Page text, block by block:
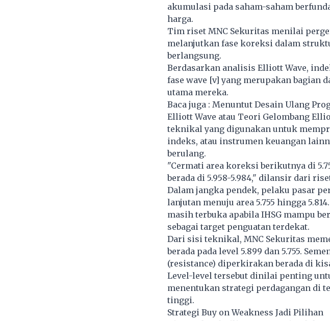
akumulasi pada saham-saham
harga.
Tim riset MNC Sekuritas menilai
melanjutkan fase koreksi dalam
berlangsung.
Berdasarkan analisis Elliott Wave,
fase wave [v] yang merupakan bagian
utama mereka.
Baca juga : Menuntut Desain Ulang
Elliott Wave atau Teori Gelombang
teknikal yang digunakan untuk
indeks, atau instrumen keuangan
berulang.
"Cermati area koreksi berikutnya di
berada di 5.958-5.984," dilansir dari
Dalam jangka pendek, pelaku pasar
lanjutan menuju area 5.755 hingga
masih terbuka apabila IHSG mampu
sebagai target penguatan terdekat.
Dari sisi teknikal, MNC Sekuritas
berada pada level 5.899 dan 5.755.
(resistance) diperkirakan berada di
Level-level tersebut dinilai penting
menentukan strategi perdagangan di
tinggi.
Strategi Buy on Weakness Jadi Pilihan